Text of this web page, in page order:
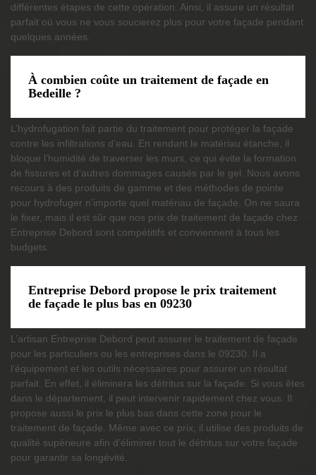
différentes étapes de cette opération. Ainsi, il assure un résultat
parfait où vous ne vous soucierez plus pour votre façade pendant
quelques années.
À combien coûte un traitement de façade en
Bedeille ?
L’hydrofugation fait partie du traitement pour protéger la façade
contre les infiltrations d’eau. En rendant le matériau étanche, il
bloque l’humidité de traverser les murs, ce qui évite la formation
de fissures et d’autres dommages causés par le gel. Nous avons
recours à des produits de gamme et des méthodes de pointe
pour hydrofuger n’importe quel matériau de façade. On ne saura
le fixer, mais il est sûr que nos prix de traitement de façade chez
Entreprise Debord sont compétitifs et conviennent à tous les
budgets.
Entreprise Debord propose le prix traitement
de façade le plus bas en 09230
L’artisan Entreprise Debord peut assurer le traitement de façade
pour les particuliers ou les entreprises dans le 09230. Il a
l’équipement et les outils nécessaires pour assurer un résultat
parfait. En effet, il éliminera les détritus sur la façade. Si vous êtes
dans le département, il peut intervenir rapidement chez vous. Il
propose aussi le prix le plus bas dans cette zone pour le
traitement de façade. Même avec ce prix, il utilise des produits de
qualité supérieure afin d’éliminer tout le détritus sur votre façade
pour garantir sa longévité.